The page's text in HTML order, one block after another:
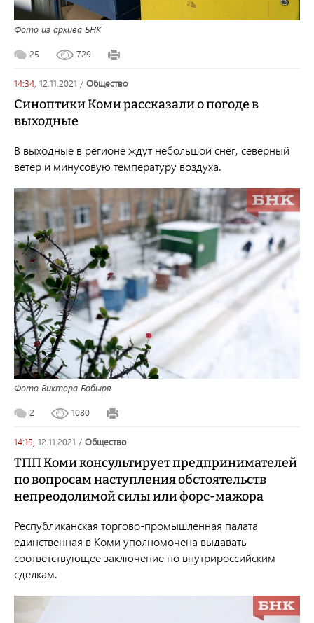
Фото из архива БНК
25 729
14:34, 12.11.2021 / общество
Синоптики Коми рассказали о погоде в
выходные
В выходные в регионе ждут небольшой снег, северный
ветер и минусовую температуру воздуха.
Фото Виктора Бобыря
2 1080
14:15, 12.11.2021 / общество
ТПП Коми консультирует предпринимателей
по вопросам наступления обстоятельств
непреодолимой силы или форс-мажора
Республиканская торгово-промышленная палата
единственная в Коми уполномочена выдавать
соответствующее заключение по внутрироссийским
сделкам.